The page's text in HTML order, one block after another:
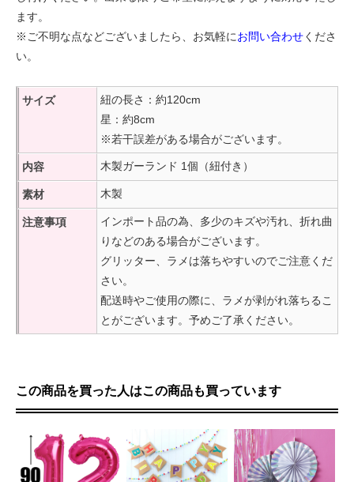
ます。
※ご不明な点などございましたら、お気軽にお問い合わせくださ
い。
サイズ
紐の長さ：約120cm
星：約8cm
※若干誤差がある場合がございます。
内容 木製ガーランド 1個（紐付き）
素材 木製
注意事項
インポート品の為、多少のキズや汚れ、折れ曲
りなどのある場合がございます。
グリッター、ラメは落ちやすいのでご注意くだ
さい。
配送時やご使用の際に、ラメが剥がれ落ちるこ
とがございます。予めご了承ください。
この商品を買った人はこの商品も買っています